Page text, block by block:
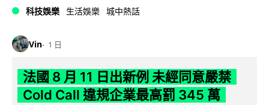
科技娛樂 生活娛樂 城中熱話
Vin 1 日
法國 8 月 11 日出新例 未經同意嚴禁
Cold Call 違規企業最高罰 345 萬